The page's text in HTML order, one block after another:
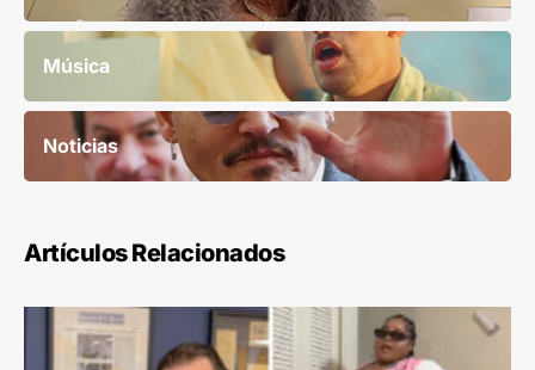
Música
Noticias
Artículos Relacionados